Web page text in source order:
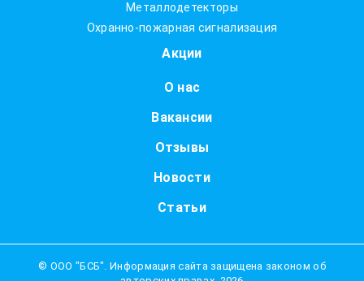
Металлодетекторы
Охранно-пожарная сигнализация
Акции
О нас
Вакансии
Отзывы
Новости
Статьи
© ООО "БСБ". Информация сайта защищена законом об